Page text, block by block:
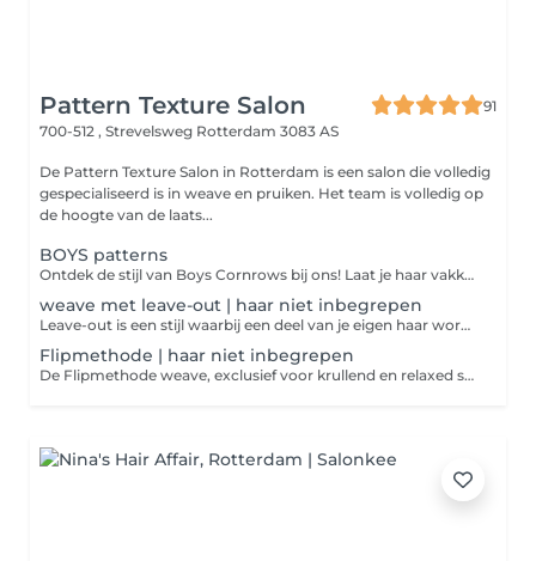
Pattern Texture Salon
91
700-512 , Strevelsweg Rotterdam 3083 AS
De Pattern Texture Salon in Rotterdam is een salon die volledig
gespecialiseerd is in weave en pruiken. Het team is volledig op
de hoogte van de laats...
BOYS patterns
Ontdek de stijl van Boys Cornrows bij ons! Laat je haar vakkundig vlechten voor een frisse en unieke look. Boek nu je afspraak en ervaar een nieuwe dimensie van stijl en zelfvertrouwen!
weave met leave-out | haar niet inbegrepen
Leave-out is een stijl waarbij een deel van je eigen haar wordt gebruikt als scheiding en dekking voor de weave. Creëer een look met een midden- of schuine scheiding die je gemakkelijk in een laag staartje kunt dragen. Deze behandeling kan 1 tot maximaal 2 maanden meegaan wat houd deze behandeling in: vlechten, het gebruik van een weave netje voor bescherming en styling zoals stijlen of krullen van de weave. Houd rekening met onze regels voor een optimale ervaring. Boek nu voor een prachtige nieuwe look! Vergeet niet onze YouTube-video te bekijken voor meer tips: [Pattern Texture Vlog #5 Quimy en Amira](https://www.youtube.com/watch?v=sYHlez0C_dk&t=84s) Vergeet niet te liken en te abonneren! opzoek naar haar bundels, neem een kijkje op onze Referentie site https://lamourbundels.com/collections/pattern-texture-stock
Flipmethode | haar niet inbegrepen
De Flipmethode weave, exclusief voor krullend en relaxed straight weave, gebruikt uw eigen contour lijn aan de voorkant om de weave banen te bedekken. Dit creëert een look zonder scheiding, met een flip-effect van links naar rechts, perfect voor een speelse look. Deze behandeling biedt 1 tot 2 maanden plezier Onze regels zorgen voor een optimale ervaring: 1. Kom met schoon gewassen haar, zonder producten, vet of leave-in conditioner. 2. Was nieuwe/oude weaves grondig met shampoo en conditioner en vermijd oliën, Dreft of wasverzachter. 3. Bij te laat komen geldt een boete van 1 euro per minuut. 4. Gelieve geen kleine kinderen/volwassenen mee te nemen. 5. Zorg ervoor dat uw haar droog is bij uw bezoek. Voor meer tips, bekijk ons YouTube-filmpje: [Pattern Texture Vlog #5 Quimy en Amira](https://www.youtube.com/watch?v=sYHlez0C_dk&t=84s) Vergeet niet te liken en te abonneren! opzoek naar haar bundels, neem een kijkje op onze Referentie site https://lamourbundels.com/collections/pattern-texture-stock